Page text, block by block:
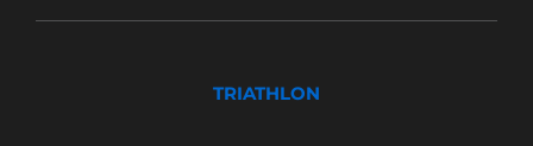
TRIATHLON